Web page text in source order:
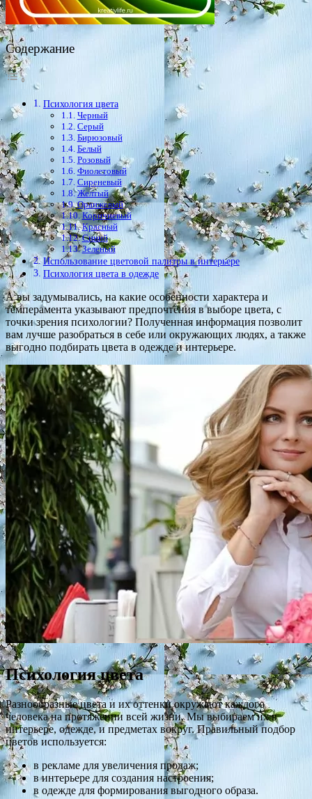
Содержание
Психология цвета
Черный
Серый
Бирюзовый
Белый
Розовый
Фиолетовый
Сиреневый
Желтый
Оранжевый
Коричневый
Красный
Синий
Зеленый
Использование цветовой палитры в интерьере
Психология цвета в одежде
А вы задумывались, на какие особенности характера и
темперамента указывают предпочтения в выборе цвета, с
точки зрения психологии? Полученная информация позволит
вам лучше разобраться в себе или окружающих людях, а также
выгодно подбирать цвета в одежде и интерьере.
Психология цвета
Разнообразные цвета и их оттенки окружают каждого
человека на протяжении всей жизни. Мы выбираем их в
интерьере, одежде, и предметах вокруг. Правильный подбор
цветов используется:
в рекламе для увеличения продаж;
в интерьере для создания настроения;
в одежде для формирования выгодного образа.